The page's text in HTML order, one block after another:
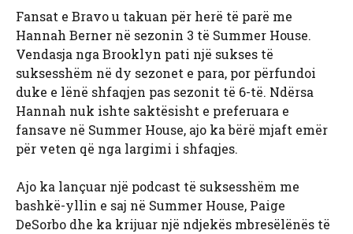
Fansat e Bravo u takuan për herë të parë me
Hannah Berner në sezonin 3 të Summer House.
Vendasja nga Brooklyn pati një sukses të
suksesshëm në dy sezonet e para, por përfundoi
duke e lënë shfaqjen pas sezonit të 6-të. Ndërsa
Hannah nuk ishte saktësisht e preferuara e
fansave në Summer House, ajo ka bërë mjaft emër
për veten që nga largimi i shfaqjes.
Ajo ka lançuar një podcast të suksesshëm me
bashkë-yllin e saj në Summer House, Paige
DeSorbo dhe ka krijuar një ndjekës mbresëlënës të